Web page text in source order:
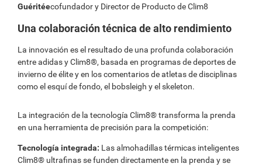
Guéritéecofundador y Director de Producto de Clim8
Una colaboración técnica de alto rendimiento
La innovación es el resultado de una profunda colaboración
entre adidas y Clim8®, basada en programas de deportes de
invierno de élite y en los comentarios de atletas de disciplinas
como el esquí de fondo, el bobsleigh y el skeleton.
La integración de la tecnología Clim8® transforma la prenda
en una herramienta de precisión para la competición:
Tecnología integrada: Las almohadillas térmicas inteligentes
Clim8® ultrafinas se funden directamente en la prenda y se